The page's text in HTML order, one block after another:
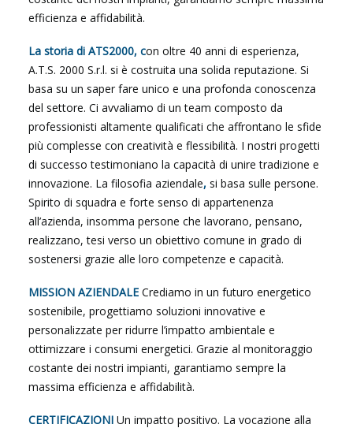
efficienza e affidabilità.
La storia di ATS2000, con oltre 40 anni di esperienza,
A.T.S. 2000 S.r.l. si è costruita una solida reputazione. Si
basa su un saper fare unico e una profonda conoscenza
del settore. Ci avvaliamo di un team composto da
professionisti altamente qualificati che affrontano le sfide
più complesse con creatività e flessibilità. I nostri progetti
di successo testimoniano la capacità di unire tradizione e
innovazione. La filosofia aziendale, si basa sulle persone.
Spirito di squadra e forte senso di appartenenza
all’azienda, insomma persone che lavorano, pensano,
realizzano, tesi verso un obiettivo comune in grado di
sostenersi grazie alle loro competenze e capacità.
MISSION AZIENDALE Crediamo in un futuro energetico
sostenibile, progettiamo soluzioni innovative e
personalizzate per ridurre l’impatto ambientale e
ottimizzare i consumi energetici. Grazie al monitoraggio
costante dei nostri impianti, garantiamo sempre la
massima efficienza e affidabilità.
CERTIFICAZIONI Un impatto positivo. La vocazione alla